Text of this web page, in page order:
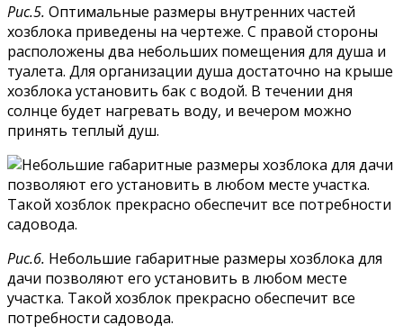
Рис.5. Оптимальные размеры внутренних частей
хозблока приведены на чертеже. С правой стороны
расположены два небольших помещения для душа и
туалета. Для организации душа достаточно на крыше
хозблока установить бак с водой. В течении дня
солнце будет нагревать воду, и вечером можно
принять теплый душ.
Рис.6. Небольшие габаритные размеры хозблока для
дачи позволяют его установить в любом месте
участка. Такой хозблок прекрасно обеспечит все
потребности садовода.